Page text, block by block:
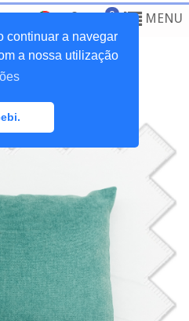
continuar a navegar
a nossa utilização
0 MENU